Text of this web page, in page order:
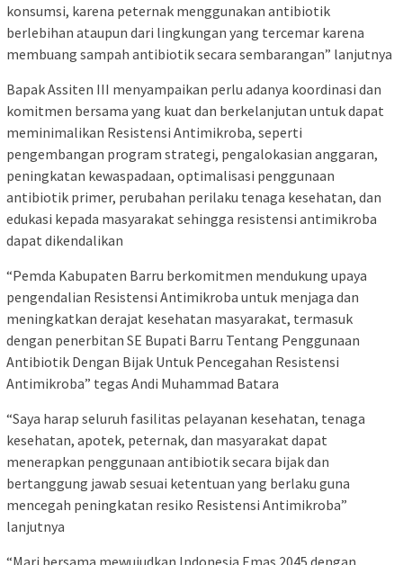
konsumsi, karena peternak menggunakan antibiotik
berlebihan ataupun dari lingkungan yang tercemar karena
membuang sampah antibiotik secara sembarangan” lanjutnya
Bapak Assiten III menyampaikan perlu adanya koordinasi dan
komitmen bersama yang kuat dan berkelanjutan untuk dapat
meminimalikan Resistensi Antimikroba, seperti
pengembangan program strategi, pengalokasian anggaran,
peningkatan kewaspadaan, optimalisasi penggunaan
antibiotik primer, perubahan perilaku tenaga kesehatan, dan
edukasi kepada masyarakat sehingga resistensi antimikroba
dapat dikendalikan
“Pemda Kabupaten Barru berkomitmen mendukung upaya
pengendalian Resistensi Antimikroba untuk menjaga dan
meningkatkan derajat kesehatan masyarakat, termasuk
dengan penerbitan SE Bupati Barru Tentang Penggunaan
Antibiotik Dengan Bijak Untuk Pencegahan Resistensi
Antimikroba” tegas Andi Muhammad Batara
“Saya harap seluruh fasilitas pelayanan kesehatan, tenaga
kesehatan, apotek, peternak, dan masyarakat dapat
menerapkan penggunaan antibiotik secara bijak dan
bertanggung jawab sesuai ketentuan yang berlaku guna
mencegah peningkatan resiko Resistensi Antimikroba”
lanjutnya
“Mari bersama mewujudkan Indonesia Emas 2045 dengan